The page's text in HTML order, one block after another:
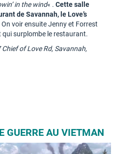
in the wind« . Cette salle
de Savannah, le Love’s
On voir ensuite Jenny et Forrest
qui surplombe le restaurant.
of Love Rd, Savannah,
GUERRE AU VIETMAN